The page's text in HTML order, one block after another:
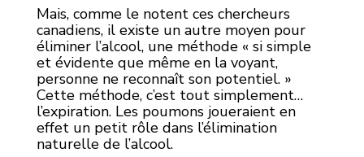
Mais, comme le notent ces chercheurs
canadiens, il existe un autre moyen pour
éliminer l’alcool, une méthode « si simple
et évidente que même en la voyant,
personne ne reconnaît son potentiel. »
Cette méthode, c’est tout simplement…
l’expiration. Les poumons joueraient en
effet un petit rôle dans l’élimination
naturelle de l’alcool.